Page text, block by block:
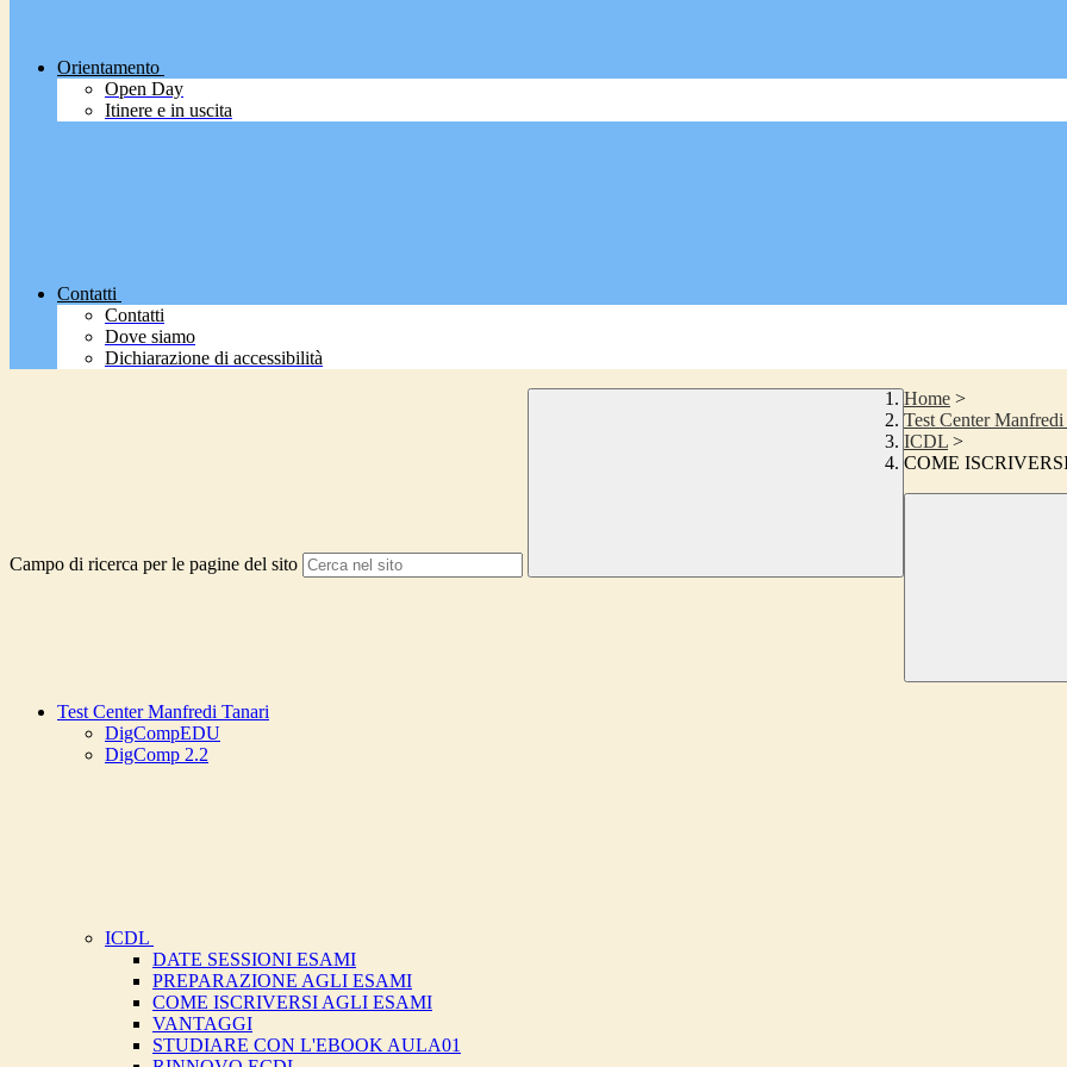
Orientamento
Open Day
Itinere e in uscita
Contatti
Contatti
Dove siamo
Dichiarazione di accessibilità
Campo di ricerca per le pagine del sito
Home >
Test Center Manfredi
ICDL >
COME
Test Center Manfredi Tanari
DigCompEDU
DigComp 2.2
ICDL
DATE SESSIONI ESAMI
PREPARAZIONE AGLI ESAMI
COME ISCRIVERSI AGLI ESAMI
VANTAGGI
STUDIARE CON L'EBOOK AULA01